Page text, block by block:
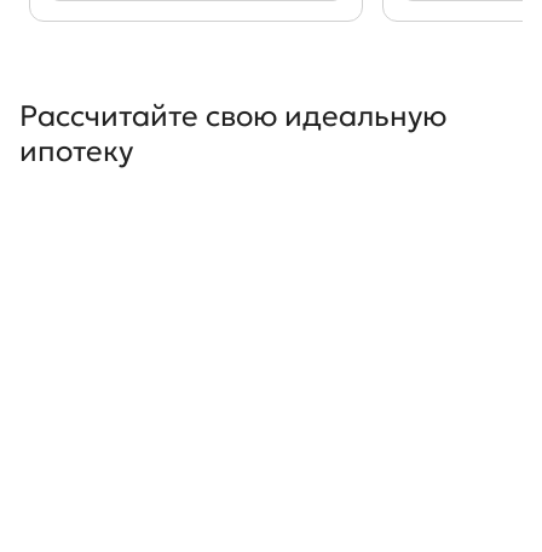
Ипотечный виджет
Рассчитайте свою идеальную
ипотеку